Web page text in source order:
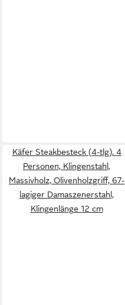
Käfer Steakbesteck (4-tlg), 4
Personen, Klingenstahl,
Massivholz, Olivenholzgriff, 67-
lagiger Damaszenerstahl,
Klingenlänge 12 cm